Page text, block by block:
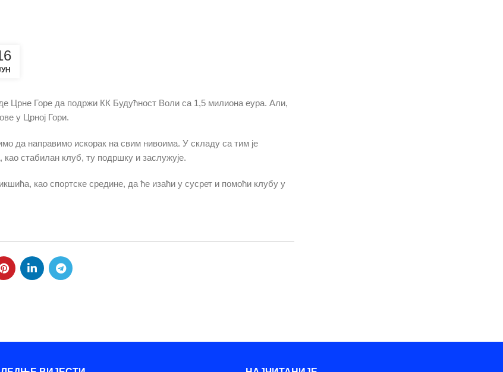
Црне Горе да подржи КК Будућност Воли са 1,5 милиона еура. Али,
у Црној Гори.
да направимо искорак на свим нивоима. У складу са тим је
стабилан клуб, ту подршку и заслужује.
као спортске средине, да ће изаћи у сусрет и помоћи клубу у